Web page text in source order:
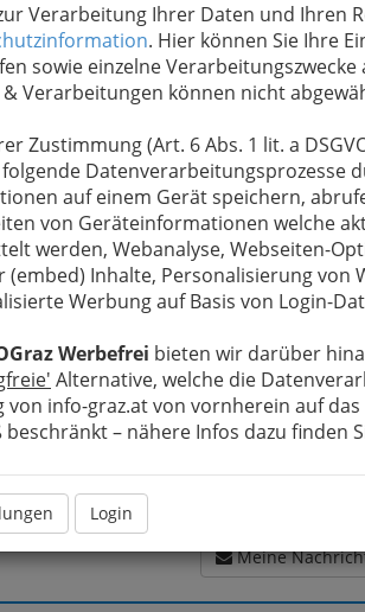
Verarbeitung Ihrer Daten und Ihren
. Hier können Sie Ihre
sowie einzelne
& Verarbeitungen können nicht
Zustimmung (Art. 6 Abs. 1 lit. a
Datenverarbeitungsprozesse
auf einem Gerät speichern,
von Geräteinformationen welche
werden, Webanalyse, Webseiten-
(embed) Inhalte, Personalisierung von
Werbung auf Basis von Login-
Werbefrei bieten wir darüber
Alternative, welche die
von info-graz.at von vornherein auf
beschränkt – nähere Infos dazu finden
Login
bewahren, verwenden wir an dieser
Ihre Nachricht wird nach dem
Gesellschaft m.b.H. weitergeleitet.
Meine Nachricht
Meine